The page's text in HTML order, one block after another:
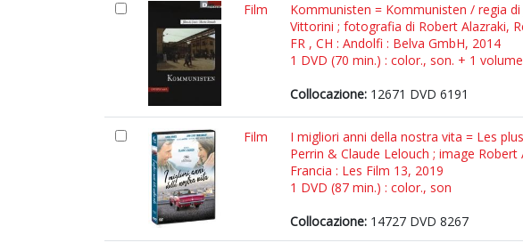
Film
Kommunisten = Kommunisten / regia
Vittorini ; fotografia di Robert Alazraki,
FR , CH : Andolfi : Belva GmbH, 2014
1 DVD (70 min.) : color., son. + 1
Collocazione: 12671 DVD 6191
Film
I migliori anni della nostra vita = Les
Perrin & Claude Lelouch ; image
Francia : Les Film 13, 2019
1 DVD (87 min.) : color., son
Collocazione: 14727 DVD 8267